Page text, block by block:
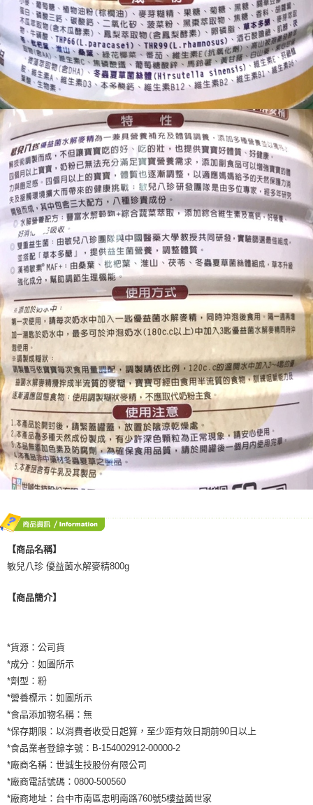
【商品名稱】
敏兒八珍 優益菌水解麥精800g
【商品簡介】
*貨源：公司貨
*成分：如圖所示
*劑型：粉
*營養標示：如圖所示
*食品添加物名稱：無
*保存期限：以消費者收受日起算，至少距有效日期前90日以上
*食品業者登錄字號：B-154002912-00000-2
*廠商名稱：世誠生技股份有限公司
*廠商電話號碼：0800-500560
*廠商地址：台中市南區忠明南路760號5樓益菌世家